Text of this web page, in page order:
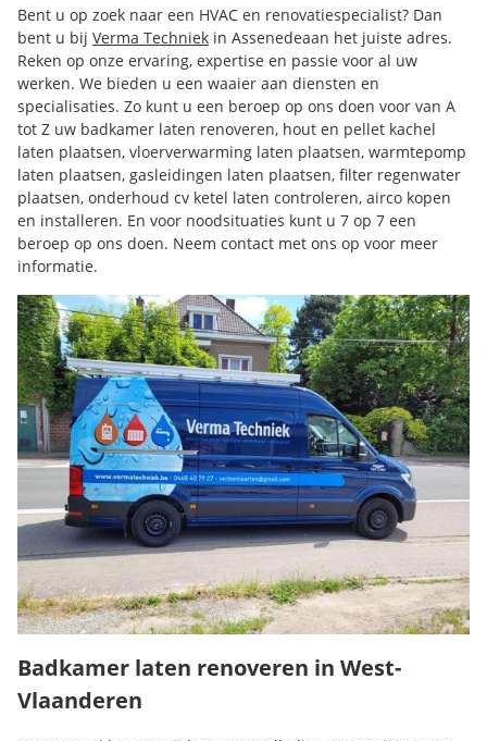
Bent u op zoek naar een HVAC en renovatiespecialist? Dan
bent u bij Verma Techniek in Assenedeaan het juiste adres.
Reken op onze ervaring, expertise en passie voor al uw
werken. We bieden u een waaier aan diensten en
specialisaties. Zo kunt u een beroep op ons doen voor van A
tot Z uw badkamer laten renoveren, hout en pellet kachel
laten plaatsen, vloerverwarming laten plaatsen, warmtepomp
laten plaatsen, gasleidingen laten plaatsen, filter regenwater
plaatsen, onderhoud cv ketel laten controleren, airco kopen
en installeren. En voor noodsituaties kunt u 7 op 7 een
beroep op ons doen. Neem contact met ons op voor meer
informatie.
Badkamer laten renoveren in West-
Vlaanderen